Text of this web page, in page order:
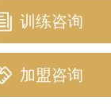
的固有感觉刺激
两人脚掌互相抵
儿主动牵引指导者坐
训练咨询
加盟咨询